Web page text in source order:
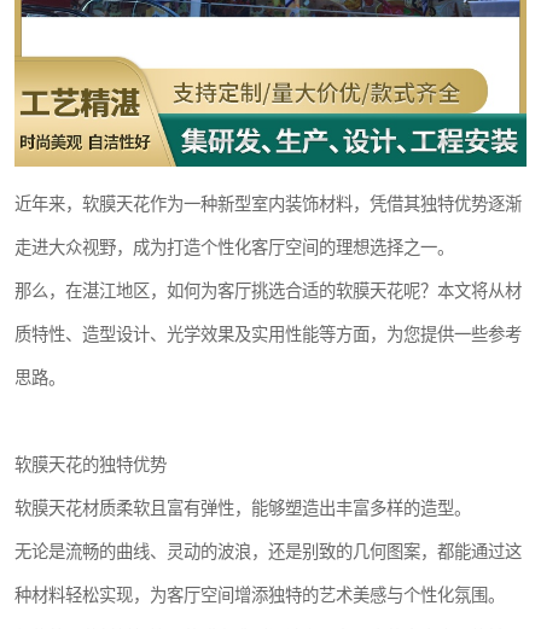
近年来，软膜天花作为一种新型室内装饰材料，凭借其独特优势逐渐
走进大众视野，成为打造个性化客厅空间的理想选择之一。
那么，在湛江地区，如何为客厅挑选合适的软膜天花呢？本文将从材
质特性、造型设计、光学效果及实用性能等方面，为您提供一些参考
思路。
软膜天花的独特优势
软膜天花材质柔软且富有弹性，能够塑造出丰富多样的造型。
无论是流畅的曲线、灵动的波浪，还是别致的几何图案，都能通过这
种材料轻松实现，为客厅空间增添独特的艺术美感与个性化氛围。